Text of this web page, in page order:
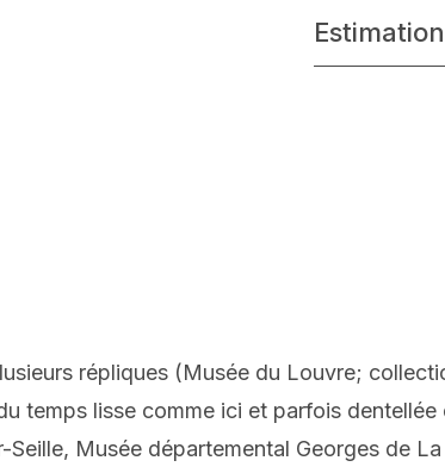
répliques (Musée du Louvre;
temps lisse comme ici et parfois
Seille, Musée départemental Georges de